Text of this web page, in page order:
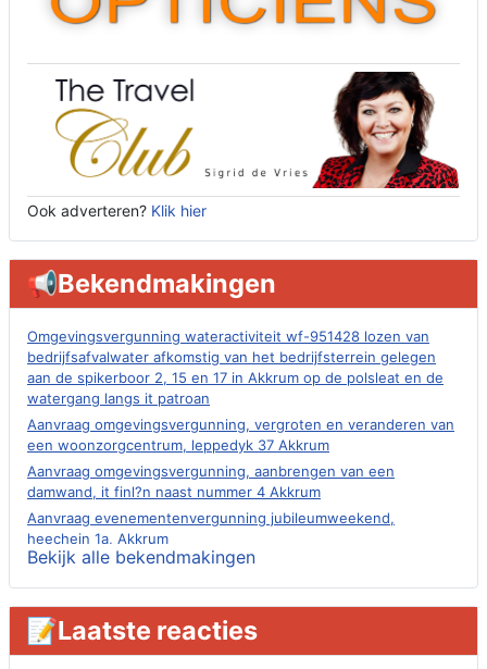
Ook adverteren? Klik hier
📢Bekendmakingen
Omgevingsvergunning wateractiviteit wf-951428 lozen van
bedrijfsafvalwater afkomstig van het bedrijfsterrein gelegen
aan de spikerboor 2, 15 en 17 in Akkrum op de polsleat en de
watergang langs it patroan
Aanvraag omgevingsvergunning, vergroten en veranderen van
een woonzorgcentrum, leppedyk 37 Akkrum
Aanvraag omgevingsvergunning, aanbrengen van een
damwand, it finl?n naast nummer 4 Akkrum
Aanvraag evenementenvergunning jubileumweekend,
heechein 1a, Akkrum
Verlening omgevingsvergunning, tijdelijk gebruik openbare
ruimte 02-10 t/m 02-11-2026, sitadel voor nr 6 te Akkrum
Aanvraag omgevingsvergunning, tijdelijk gebruik openbare
ruimte 02-10 t/m 02-11-2026, sitadel voor nr 6 te Akkrum
Verlenging beslistermijn aanvraag omgevingsvergunning,
Bekijk alle bekendmakingen
📝Laatste reacties